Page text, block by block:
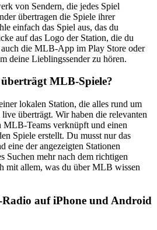
von Sendern, die jedes Spiel
übertragen die Spiele ihrer
einfach das Spiel aus, das du
auf das Logo der Station, die du
die MLB-App im Play Store oder
deine Lieblingssender zu hören.
MLB-Spiele?
lokalen Station, die alles rund um
überträgt. Wir haben die relevanten
MLB-Teams verknüpft und einen
Spiele erstellt. Du musst nur das
eine der angezeigten Stationen
Suchen mehr nach dem richtigen
mit allem, was du über MLB wissen
auf iPhone und Android